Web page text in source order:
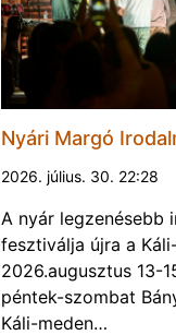
Nyári Margó
2026. július. 30. 22:28
A nyár legzenésebb
fesztiválja újra a
2026.augusztus 13-
péntek-szombat
Káli-meden…